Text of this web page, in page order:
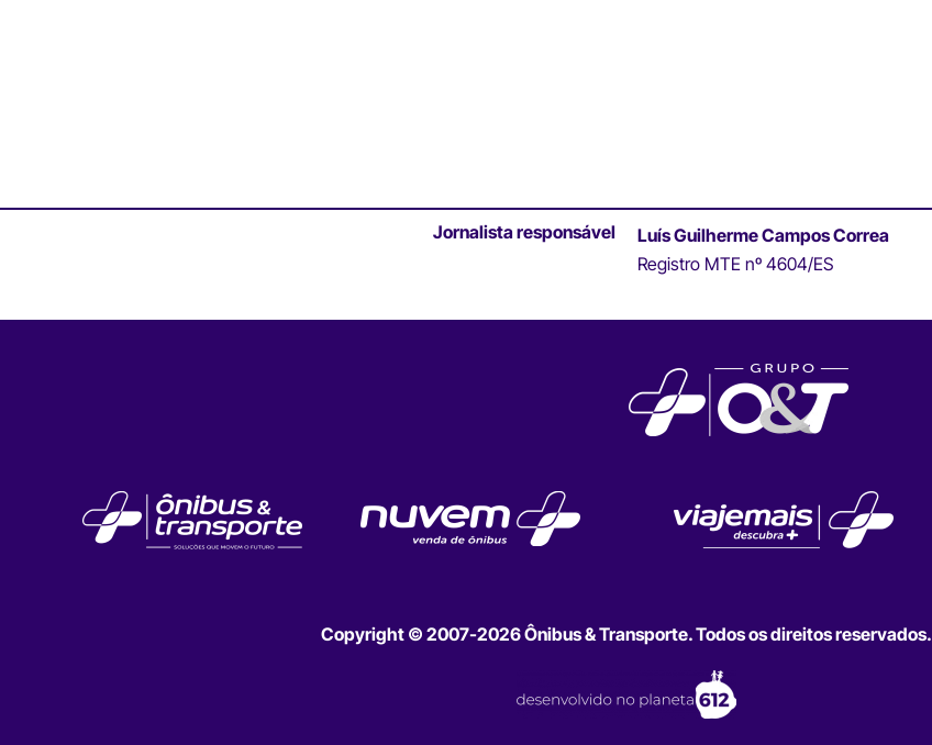
Jornalista responsável
Luís Guilherme Campos Correa
Registro MTE nº 4604/ES
Copyright © 2007-2026 Ônibus & Transporte. Todos os direitos reservados.